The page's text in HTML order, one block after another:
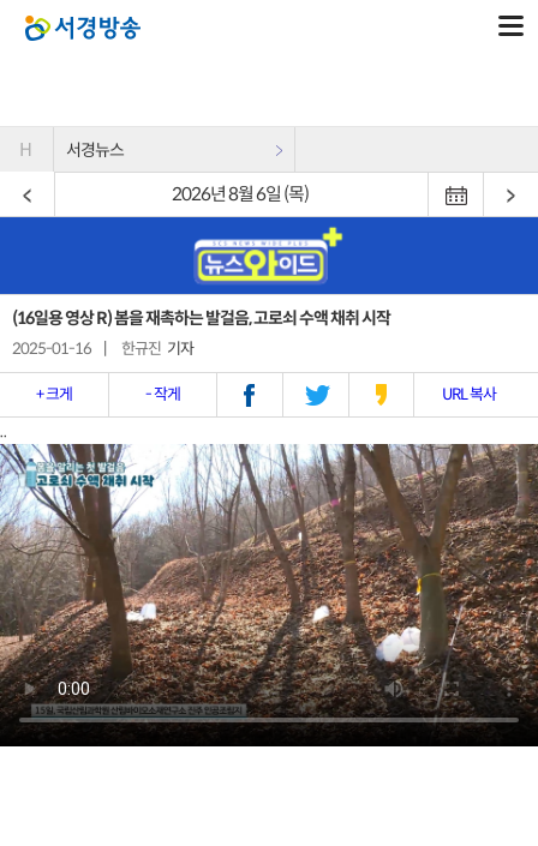
H 서경뉴스
2026년 8월 6일 (목)
(16일용 영상 R) 봄을 재촉하는 발걸음, 고로쇠 수액 채취 시작
2025-01-16 한규진 기자
+ 크게 - 작게 URL 복사
..